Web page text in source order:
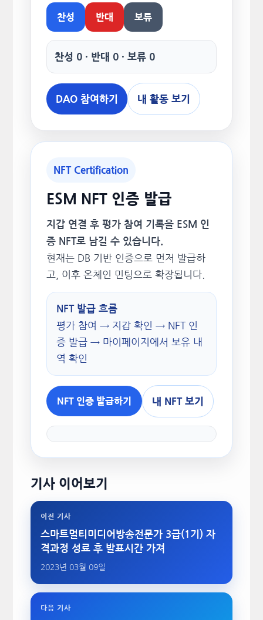
찬성 반대 보류
찬성 0 · 반대 0 · 보류 0
DAO 참여하기 내 활동 보기
NFT Certification
ESM NFT 인증 발급
지갑 연결 후 평가 참여 기록을 ESM 인
증 NFT로 남길 수 있습니다.
현재는 DB 기반 인증으로 먼저 발급하
고, 이후 온체인 민팅으로 확장됩니다.
NFT 발급 흐름
평가 참여 → 지갑 확인 → NFT 인
증 발급 → 마이페이지에서 보유 내
역 확인
NFT 인증 발급하기 내 NFT 보기
기사 이어보기
이전 기사
스마트멀티미디어방송전문가 3급(1기) 자
격과정 성료 후 발표시간 가져
2023년 03월 09일
다음 기사